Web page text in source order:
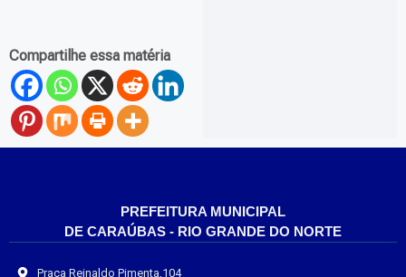
Compartilhe essa matéria
PREFEITURA MUNICIPAL
DE CARAÚBAS - RIO GRANDE DO NORTE
Praça Reinaldo Pimenta,104